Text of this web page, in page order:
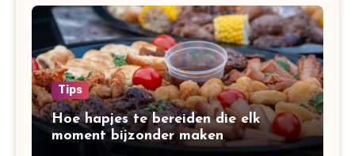
Tips
Hoe hapjes te bereiden die elk
moment bijzonder maken